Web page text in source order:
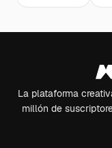
La plataforma
millón de